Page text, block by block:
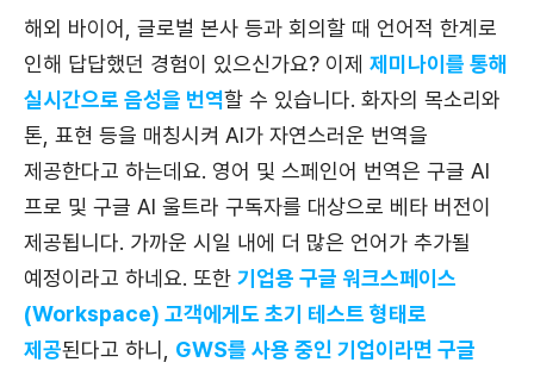
해외 바이어, 글로벌 본사 등과 회의할 때 언어적 한계로
인해 답답했던 경험이 있으신가요? 이제 제미나이를 통해
실시간으로 음성을 번역할 수 있습니다. 화자의 목소리와
톤, 표현 등을 매칭시켜 AI가 자연스러운 번역을
제공한다고 하는데요. 영어 및 스페인어 번역은 구글 AI
프로 및 구글 AI 울트라 구독자를 대상으로 베타 버전이
제공됩니다. 가까운 시일 내에 더 많은 언어가 추가될
예정이라고 하네요. 또한 기업용 구글 워크스페이스
(Workspace) 고객에게도 초기 테스트 형태로
제공된다고 하니, GWS를 사용 중인 기업이라면 구글